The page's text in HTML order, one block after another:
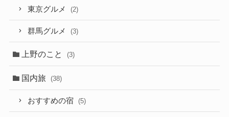
東京グルメ (2)
群馬グルメ (3)
上野のこと (3)
国内旅 (38)
おすすめの宿 (5)